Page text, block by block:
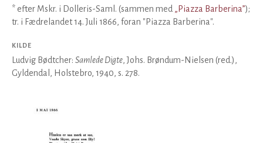
* efter Mskr. i Dolleris-Saml. (sammen med „Piazza Barberina”);
tr. i Fædrelandet 14. Juli 1866, foran "Piazza Barberina".
KILDE
Ludvig Bødtcher: Samlede Digte, Johs. Brøndum-Nielsen (red.),
Gyldendal, Holstebro, 1940, s. 278.